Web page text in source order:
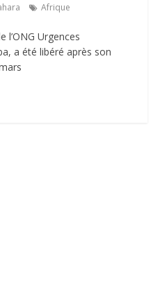
Afrique
l’ONG Urgences
a été libéré après son